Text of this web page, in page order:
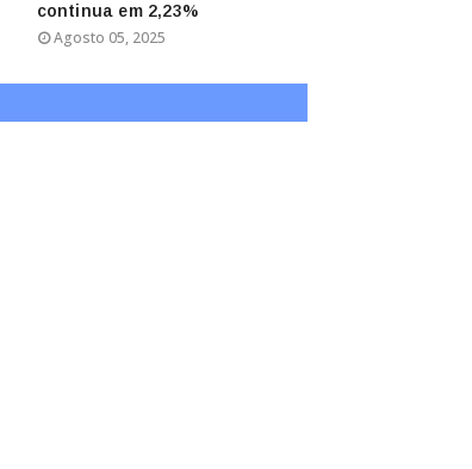
continua em 2,23%
Agosto 05, 2025